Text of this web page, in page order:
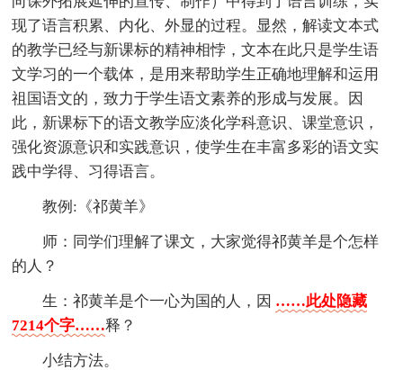
现了语言积累、内化、外显的过程。显然，解读文本式
的教学已经与新课标的精神相悖，文本在此只是学生语
文学习的一个载体，是用来帮助学生正确地理解和运用
祖国语文的，致力于学生语文素养的形成与发展。因
此，新课标下的语文教学应淡化学科意识、课堂意识，
强化资源意识和实践意识，使学生在丰富多彩的语文实
践中学得、习得语言。
教例:《祁黄羊》
师：同学们理解了课文，大家觉得祁黄羊是个怎样
的人？
生：祁黄羊是个一心为国的人，因 ……此处隐藏
7214个字……释？
小结方法。